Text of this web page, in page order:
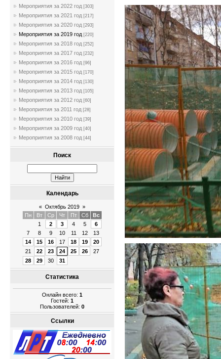
Мероприятия за 2022 год [303]
Мероприятия за 2021 год [217]
Мероприятия за 2020 год [293]
Мероприятия за 2019 год [220]
Мероприятия за 2018 год [252]
Мероприятия за 2017 год [232]
Мероприятия за 2016 год [96]
Мероприятия за 2015 год [170]
Мероприятия за 2014 год [130]
Мероприятия за 2013 год [105]
Мероприятия за 2012 год [60]
Мероприятия за 2011 год [28]
Мероприятия за 2010 год [39]
Мероприятия за 2009 год [40]
Мероприятия за 2008 год [44]
Поиск
Календарь
« Октябрь 2019 »
Пн
Вт Ср Чт Пт Сб
Вс
1
2 3 4 5
6
7
8 9 10 11 12
13
14
15 16 17 18 19
20
21
22 23 24 25 26
27
28
29 30 31
Статистика
Онлайн всего: 1
Гостей: 1
Пользователей: 0
Ссылки